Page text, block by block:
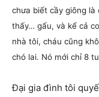
chưa biết cầy giông là
thấy… gấu, và kể cả
nhà tôi, cháu cũng
chó lai. Nó mới chỉ 8
Đại gia đình tôi